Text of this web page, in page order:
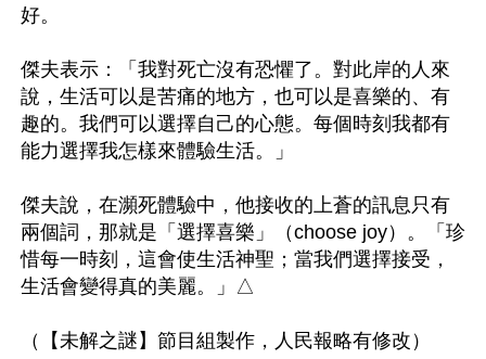
好。
傑夫表示：「我對死亡沒有恐懼了。對此岸的人來
說，生活可以是苦痛的地方，也可以是喜樂的、有
趣的。我們可以選擇自己的心態。每個時刻我都有
能力選擇我怎樣來體驗生活。」
傑夫說，在瀕死體驗中，他接收的上蒼的訊息只有
兩個詞，那就是「選擇喜樂」（choose joy）。「珍
惜每一時刻，這會使生活神聖；當我們選擇接受，
生活會變得真的美麗。」△